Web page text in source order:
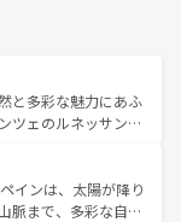
と多彩な魅力にあふ
ツェのルネッサンス
アマルフィ海岸の絶
の合間には、本場の
理を堪能することも
インは、太陽が降り
脈まで、多彩な自然